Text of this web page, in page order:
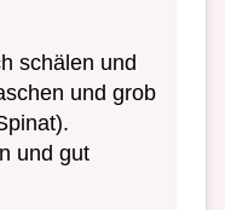
schälen und
und grob
und gut